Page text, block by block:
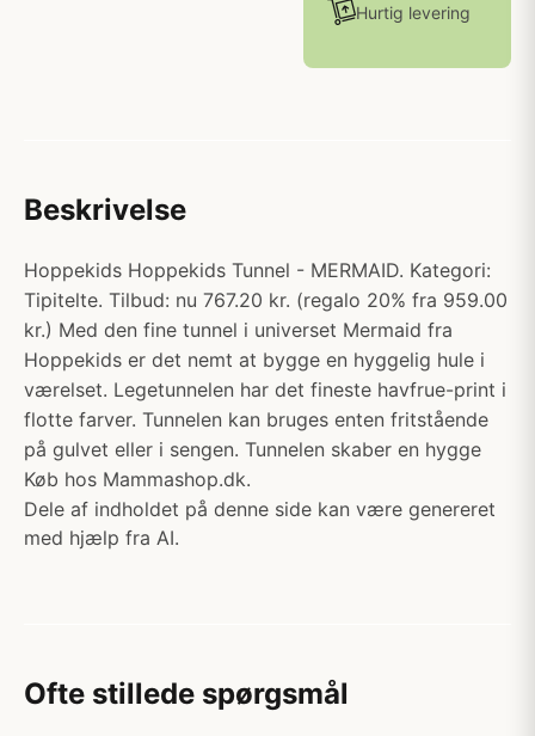
Hurtig levering
Beskrivelse
Hoppekids Hoppekids Tunnel - MERMAID. Kategori:
Tipitelte. Tilbud: nu 767.20 kr. (regalo 20% fra 959.00
kr.) Med den fine tunnel i universet Mermaid fra
Hoppekids er det nemt at bygge en hyggelig hule i
værelset. Legetunnelen har det fineste havfrue-print i
flotte farver. Tunnelen kan bruges enten fritstående
på gulvet eller i sengen. Tunnelen skaber en hygge
Køb hos Mammashop.dk.
Dele af indholdet på denne side kan være genereret
med hjælp fra AI.
Ofte stillede spørgsmål